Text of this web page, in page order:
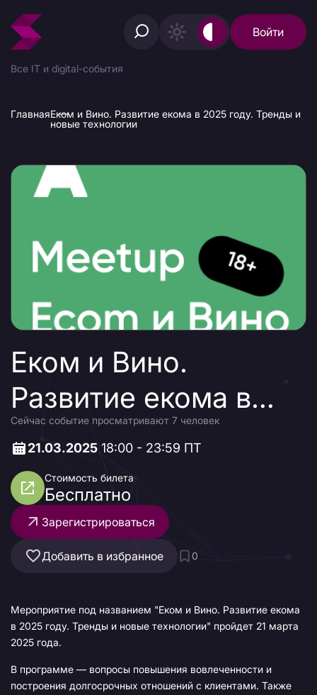
Войти
Все IT и digital-события
ГлавнаяЕком и Вино. Развитие екома в 2025 году. Тренды и
новые технологии
Еком и Вино.
Развитие екома в
2025 году. Тренды и
новые технологии
Сейчас событие просматривают 7 человек
21.03.2025 18:00 - 23:59 ПТ
Стоимость билета
Бесплатно
Зарегистрироваться
Добавить в избранное 0
Мероприятие под названием "Еком и Вино. Развитие екома
в 2025 году. Тренды и новые технологии" пройдет 21 марта
2025 года.
В программе — вопросы повышения вовлеченности и
построения долгосрочных отношений с клиентами. Также